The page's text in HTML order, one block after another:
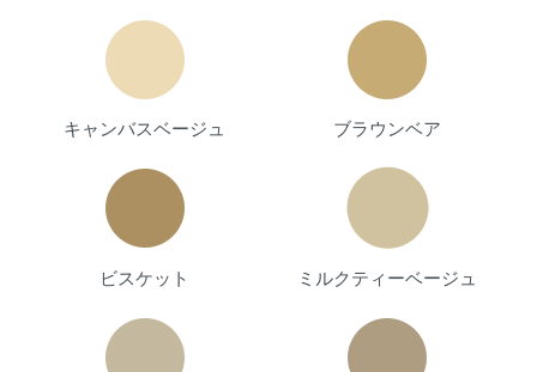
キャンバスベージュ ブラウンベア
ビスケット ミルクティーベージュ